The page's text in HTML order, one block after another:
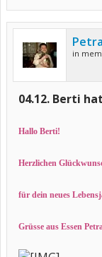
Petra
in
04.12. Berti
Hallo Berti!
Herzlichen
für dein neues
Grüsse aus Essen